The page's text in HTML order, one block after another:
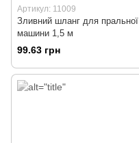
Артикул: 11009
Зливний шланг для пральної
машини 1,5 м
99.63 грн